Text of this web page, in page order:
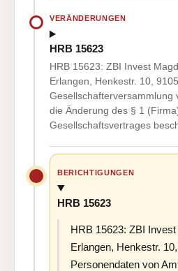
VERÄNDERUNGEN
HRB 15623
HRB 15623: ZBI Invest
Erlangen, Henkestr. 10,
Gesellschafterversammlung
die Änderung des § 1
Gesellschaftsvertrages
BERICHTIGUNGEN
HRB 15623
HRB 15623: ZBI
Erlangen, Henkestr.
Personendaten von